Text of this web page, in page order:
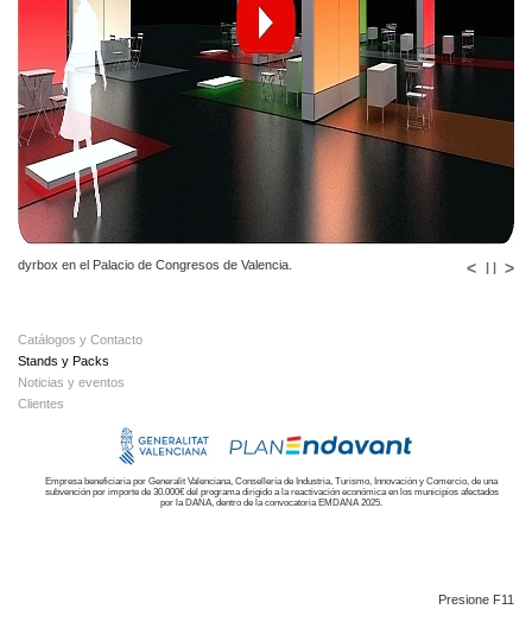
dyrbox en el Palacio de Congresos de Valencia. < | | >
Catálogos y Contacto
Stands y Packs
Noticias y eventos
Clientes
Empresa beneficiaria por Generalit Valenciana, Consellería de Industria, Turismo, Innovación y Comercio, de una
subvención por importe de 30.000€ del programa dirigido a la reactivación económica en los municipios afectados
por la DANA, dentro de la convocatoria EMDANA 2025.
Presione F11